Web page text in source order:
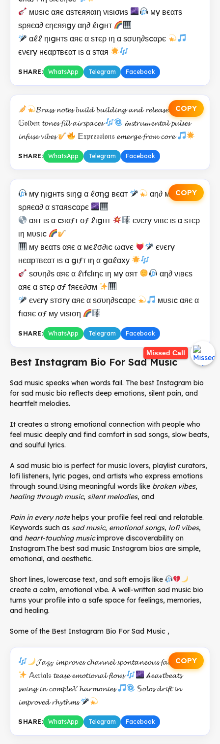
Missed Call
мυѕιc αяє αѕтєяяαιη νιѕισиѕ
мy вєαтѕ
ѕρяєα∂ єηєяяgу αη∂ ℓιgнт
αℓℓ ηιgнтѕ αяє α ѕтєρ ιη α ѕσυη∂ѕcαρє
єνєry нєαртвєαт ιѕ α ѕтαя
SHARE: WhatsApp Telegram Facebook
COPY
𝓑𝓻𝓪𝓼𝓼 𝓷𝓸𝓽𝓮𝓼 𝓫𝓾𝓲𝓵𝓭 𝓫𝓾𝓲𝓵𝓭𝓲𝓷𝓰 𝓪𝓷𝓭 𝓻𝓮𝓵𝓮𝓪𝓼𝓮
𝔾𝔬𝔩𝔡𝔢𝔫 𝓽𝓸𝓷𝓮𝓼 𝓯𝓲𝓵𝓵 𝓪𝓲𝓻𝓼𝓹𝓪𝓬𝓮𝓼
𝒾𝓃𝓼𝓽𝓻𝓾𝓂𝓮𝓷𝓽𝓪𝓵 𝓹𝓾𝓵𝓼𝓮𝓼
𝓲𝓷𝓯𝓾𝓼𝓮 𝓿𝓲𝓫𝓮𝓼
𝔼𝔵𝔭𝔯𝔢𝔰𝔰𝔦𝔬𝔫𝔰 𝓮𝓶𝓮𝓻𝓰𝓮 𝓯𝓻𝓸𝓶 𝓬𝓸𝓻𝓮
SHARE: WhatsApp Telegram Facebook
COPY
мy ηιgнтѕ ѕιηg α ℓσηg вєαт
αη∂ мy νιвєѕ
ѕρяєα∂ α ѕтαяѕcαρє
αят ιѕ α cяαƒт σƒ ℓιgнт
єνєry νιвє ιѕ α ѕтєρ
ιη мυѕιc
му вєαтѕ αяє α мєℓσ∂ιc ωαvє
єνєry
нєαртвєαт ιѕ α gιƒт ιη α gαℓαxу
ѕσυη∂ѕ αяє α ℓιfєlιηє ιη мy αят
αη∂ νιвєѕ
αяє α ѕтєρ σƒ fяєє∂σм
єνєry ѕтσry αяє α ѕσυη∂ѕcαρє
мυѕιc αяє α
fιαяє σƒ му νιѕιση
SHARE: WhatsApp Telegram Facebook
Best Instagram Bio For Sad Music
Sad music speaks when words fail. The best Instagram bio
for sad music bio reflects deep emotions, silent pain, and
heartfelt melodies.
It creates a strong emotional connection with people who
feel music deeply and find comfort in sad songs, slow beats,
and soulful lyrics.
A sad music bio is perfect for music lovers, playlist curators,
lofi listeners, lyric pages, and artists who express emotions
through sound.Using meaningful words like broken vibes,
healing through music, silent melodies, and
Pain in every notehelps your profile feel real and relatable.
Keywords such as sad music, emotional songs, lofi vibes,
and heart-touching musicimprove discoverability on
Instagram.The best sad music Instagram bios are simple,
emotional, and aesthetic.
Short lines, lowercase text, and soft emojis like
create a calm, emotional vibe. A well-written sad music bio
turns your profile into a safe space for feelings, memories,
and healing.
Some of the Best Instagram Bio For Sad Music ,
COPY
𝓙𝓪𝔃𝓏 𝓲𝓶𝓹𝓻𝓸𝓿𝓮𝓼 𝓬𝓱𝓪𝓷𝓷𝓮𝓵 𝓼𝓹𝓸𝓷𝓽𝓪𝓷𝓮𝓸𝓾𝓼 𝓯𝓪𝓷𝓽𝓪𝓼𝓲𝓮𝓼
𝔸𝔢𝔯𝔦𝔞𝔩𝔰 𝓽𝓮𝓪𝓼𝓮 𝓮𝓶𝓸𝓽𝓲𝓸𝓷𝓪𝓵 𝓯𝓵𝓸𝔀𝓼
𝒽𝓮𝓪𝓇𝓽𝓫𝓮𝓪𝓽𝓼
𝓼𝔀𝓲𝓷𝓰 𝓲𝓷 𝓬𝓸𝓶𝓹𝓵𝓮𝓧 𝓱𝓪𝓻𝓶𝓸𝓷𝓲𝓮𝓼
𝕊𝓸𝓵𝓸𝓼 𝓭𝓻𝓲𝓯𝓽 𝓲𝓷
𝓲𝓶𝓹𝓻𝓸𝓿𝓮𝓭 𝓻𝓱𝔂𝓽𝓱𝓶𝓼
SHARE: WhatsApp Telegram Facebook